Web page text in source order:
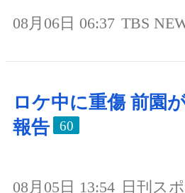
08月06日 06:37 TBS
ロケ中に重傷 前園
報告
60
08月05日 13:54 日刊ス